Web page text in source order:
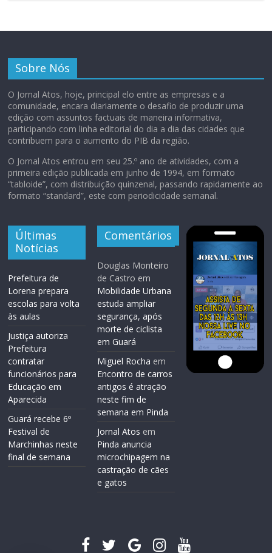
Sobre Nós
O Jornal Atos, hoje, principal elo entre as empresas e a
comunidade, encara diariamente o desafio de produzir uma
edição com assuntos factuais de maneira informativa,
participando com linha editorial do dia a dia das cidades que
contribuem para o aumento do PIB da região.
O Jornal Atos entrou em seu 25.º ano de atividades, com a
primeira edição publicada em junho de 1994, em formato
“tabloide”, com distribuição quinzenal, passando rapidamente ao
formato “standard”, este com periodicidade semanal.
Últimas
Notícias
Prefeitura de
Lorena prepara
escolas para volta
às aulas
Justiça autoriza
Prefeitura
contratar
funcionários para
Educação em
Aparecida
Guará recebe 6º
Festival de
Marchinhas neste
final de semana
Comentários
Douglas Monteiro
de Castro em
Mobilidade Urbana
estuda ampliar
segurança, após
morte de ciclista
em Guará
Miguel Rocha em
Encontro de carros
antigos é atração
neste fim de
semana em Pinda
Jornal Atos em
Pinda anuncia
microchipagem na
castração de cães
e gatos